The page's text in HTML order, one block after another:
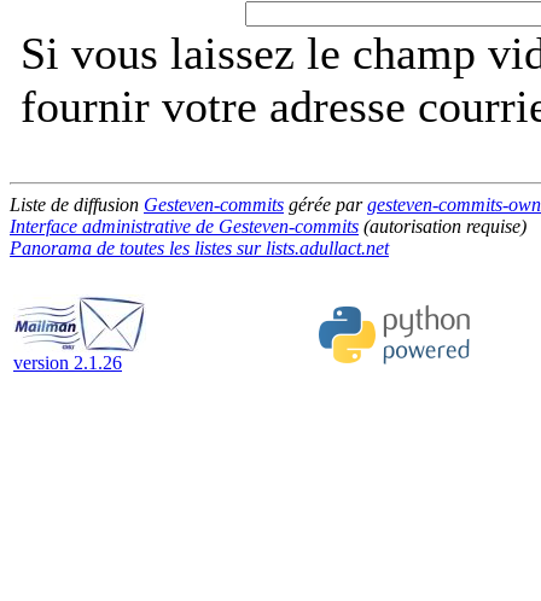
Si vous laissez le champ
fournir votre adresse
Liste de diffusion Gesteven-commits gérée pargesteven-commits-
Interface administrative de Gesteven-commits (autorisation requise)
Panorama de toutes les listes sur lists.adullact.net
version 2.1.26